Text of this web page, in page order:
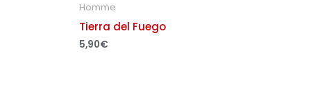
Homme
Tierra del Fuego
5,90€